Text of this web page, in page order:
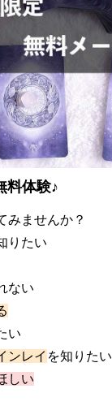
料体験♪
みませんか？
りたい
ない
い
ンレイ を知りたい
しい